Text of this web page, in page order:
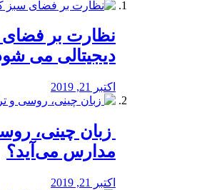
نظارت بر
دیجیتالی می
اکتبر 21, 2019
زبان چینی،
مدارس می‌آید؟
اکتبر 21, 2019